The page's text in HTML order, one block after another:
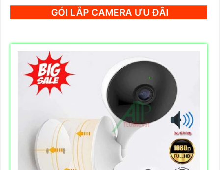
GÓI LẮP CAMERA ƯU ĐÃI